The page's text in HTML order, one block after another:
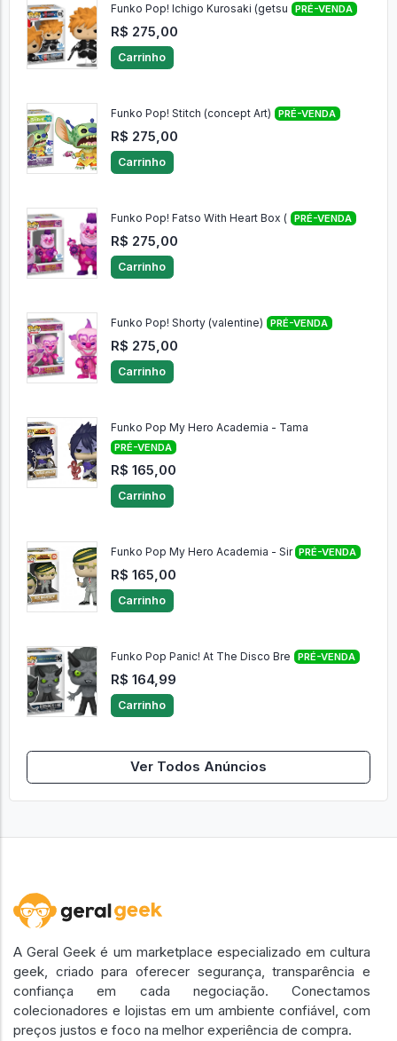
Funko Pop! Ichigo Kurosaki (getsu PRÉ-VENDA
R$ 275,00
Carrinho
Funko Pop! Stitch (concept Art) PRÉ-VENDA
R$ 275,00
Carrinho
Funko Pop! Fatso With Heart Box ( PRÉ-VENDA
R$ 275,00
Carrinho
Funko Pop! Shorty (valentine) PRÉ-VENDA
R$ 275,00
Carrinho
Funko Pop My Hero Academia - Tama
PRÉ-VENDA
R$ 165,00
Carrinho
Funko Pop My Hero Academia - Sir PRÉ-VENDA
R$ 165,00
Carrinho
Funko Pop Panic! At The Disco Bre PRÉ-VENDA
R$ 164,99
Carrinho
Ver Todos Anúncios
A Geral Geek é um marketplace especializado em cultura
geek, criado para oferecer segurança, transparência e
confiança em cada negociação. Conectamos
colecionadores e lojistas em um ambiente confiável, com
preços justos e foco na melhor experiência de compra.